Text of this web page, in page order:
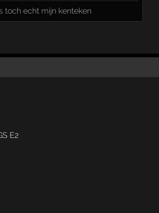
toch echt mijn kenteken
E2